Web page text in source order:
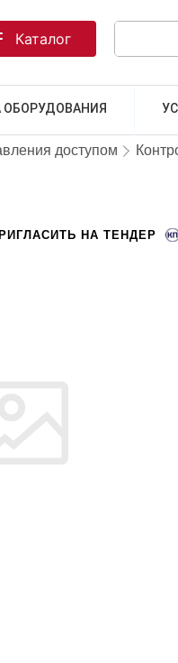
ОБОРУДОВАНИЯ
Каталог
доступом
НА ТЕНДЕР